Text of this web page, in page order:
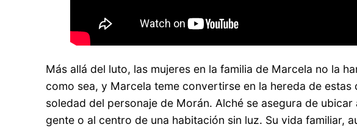
Más allá del luto, las mujeres en la familia de Marcela no la
como sea, y Marcela teme convertirse en la hereda de
soledad del personaje de Morán. Alché se asegura de
gente o al centro de una habitación sin luz. Su vida familiar,